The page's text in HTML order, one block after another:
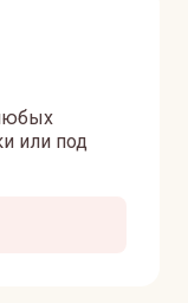
или под